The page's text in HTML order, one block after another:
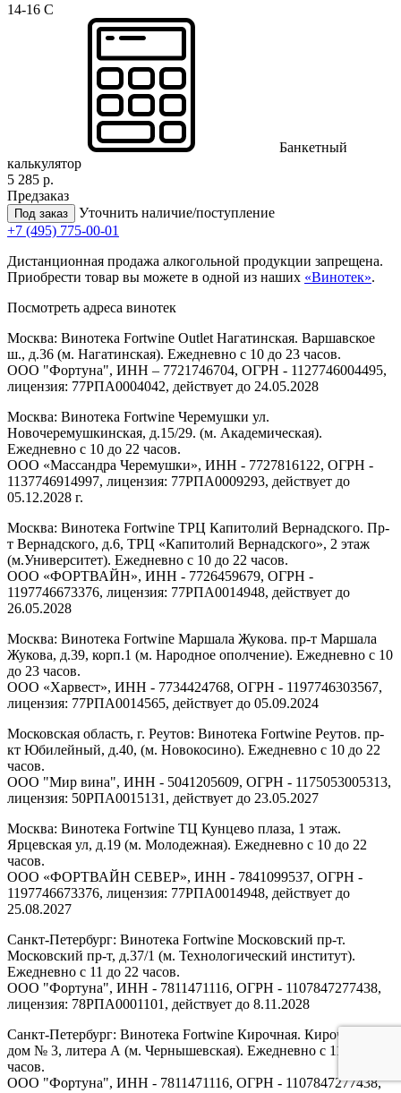
14-16 C
Банкетный
калькулятор
5 285 р.
Предзаказ
Под заказ
Уточнить наличие/поступление
+7 (495) 775-00-01
Дистанционная продажа алкогольной продукции запрещена.
Приобрести товар вы можете в одной из наших «Винотек».
Посмотреть адреса винотек
Москва: Винотека Fortwine Outlet Нагатинская. Варшавское
ш., д.36 (м. Нагатинская). Ежедневно с 10 до 23 часов.
ООО "Фортуна", ИНН – 7721746704, ОГРН - 1127746004495,
лицензия: 77РПА0004042, действует до 24.05.2028
Москва: Винотека Fortwine Черемушки ул.
Новочеремушкинская, д.15/29. (м. Академическая).
Ежедневно с 10 до 22 часов.
ООО «Массандра Черемушки», ИНН - 7727816122, ОГРН -
1137746914997, лицензия: 77РПА0009293, действует до
05.12.2028 г.
Москва: Винотека Fortwine ТРЦ Капитолий Вернадского. Пр-
т Вернадского, д.6, ТРЦ «Капитолий Вернадского», 2 этаж
(м.Университет). Ежедневно с 10 до 22 часов.
ООО «ФОРТВАЙН», ИНН - 7726459679, ОГРН -
1197746673376, лицензия: 77РПА0014948, действует до
26.05.2028
Москва: Винотека Fortwine Маршала Жукова. пр-т Маршала
Жукова, д.39, корп.1 (м. Народное ополчение). Ежедневно с 10
до 23 часов.
ООО «Харвест», ИНН - 7734424768, ОГРН - 1197746303567,
лицензия: 77РПА0014565, действует до 05.09.2024
Московская область, г. Реутов: Винотека Fortwine Реутов. пр-
кт Юбилейный, д.40, (м. Новокосино). Ежедневно с 10 до 22
часов.
ООО "Мир вина", ИНН - 5041205609, ОГРН - 1175053005313,
лицензия: 50РПА0015131, действует до 23.05.2027
Москва: Винотека Fortwine ТЦ Кунцево плаза, 1 этаж.
Ярцевская ул, д.19 (м. Молодежная). Ежедневно с 10 до 22
часов.
ООО «ФОРТВАЙН СЕВЕР», ИНН - 7841099537, ОГРН -
1197746673376, лицензия: 77РПА0014948, действует до
25.08.2027
Санкт-Петербург: Винотека Fortwine Московский пр-т.
Московский пр-т, д.37/1 (м. Технологический институт).
Ежедневно с 11 до 22 часов.
ООО "Фортуна", ИНН - 7811471116, ОГРН - 1107847277438,
лицензия: 78РПА0001101, действует до 8.11.2028
Санкт-Петербург: Винотека Fortwine Кирочная. Кирочная ул,
дом № 3, литера А (м. Чернышевская). Ежедневно с 11 до 22
часов.
ООО "Фортуна", ИНН - 7811471116, ОГРН - 1107847277438,